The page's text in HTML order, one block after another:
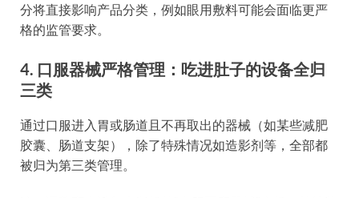
分将直接影响产品分类，例如眼用敷料可能会面临更严
格的监管要求。
4. 口服器械严格管理：吃进肚子的设备全归
三类
通过口服进入胃或肠道且不再取出的器械（如某些减肥
胶囊、肠道支架），除了特殊情况如造影剂等，全部都
被归为第三类管理。